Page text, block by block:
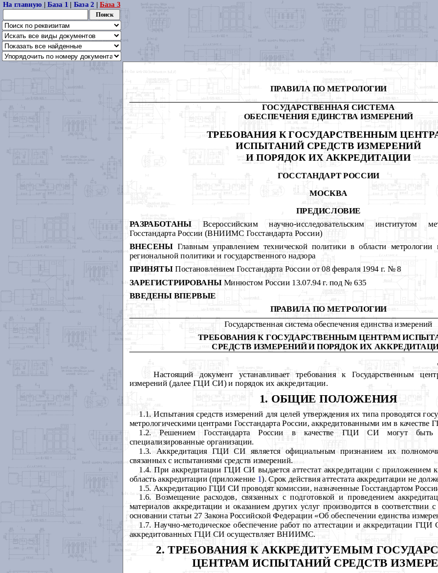
На главную |База 1 | База 2 |База 3
ПРАВИЛА ПО МЕТРОЛОГИИ
ГОСУДАРСТВЕННАЯ СИСТЕМА
ОБЕСПЕЧЕНИЯ ЕДИНСТВА ИЗМЕРЕНИЙ
ТРЕБОВАНИЯ К ГОСУДАРСТВЕННЫМ
ИСПЫТАНИЙ СРЕДСТВ ИЗМЕРЕНИЙ
И ПОРЯДОК ИХ АККРЕДИТАЦИИ
ГОССТАНДАРТ РОССИИ
МОСКВА
ПРЕДИСЛОВИЕ
РАЗРАБОТАНЫВсероссийским научно-исследовательским институтом
Госстандарта России (ВНИИМС Госстандарта России)
ВНЕСЕНЫГлавным управлением технической политики в области
региональной политики и государственного надзора
ПРИНЯТЫ Постановлением ГосстандартаРоссииот 08 февраля 1994 г. № 8
ЗАРЕГИСТРИРОВАНЫ Минюстом России 13.07.94 г. под № 635
ВВЕДЕНЫ ВПЕРВЫЕ
ПРАВИЛА ПО МЕТРОЛОГИИ
Государственная система обеспечения единства измерений
ТРЕБОВАНИЯ К ГОСУДАРСТВЕННЫМЦЕНТРАМ
СРЕДСТВ ИЗМЕРЕНИЙ И ПОРЯДОК ИХ
Настоящий документ устанавливает требования к Государственным
измерений (далее ГЦИ СИ) и порядок их аккредитации.
1. ОБЩИЕ ПОЛОЖЕНИЯ
1.1. Испытания средств измерений для целей утверждения их типа проводятся
метрологическими центрами Госстандарта России, аккредитованными им в
1.2. Решением Госстандарта России в качестве ГЦИ СИ могут быть
специализированные организации.
1.3. Аккредитация ГЦИ СИ является официальным признанием их
связанных с испытаниями средств измерений.
1.4. При аккредитации ГЦИ СИ выдается аттестат аккредитации с приложением
область аккредитации (приложение 1). Срок действия аттестата аккредитации не
1.5. Аккредитацию ГЦИ СИ проводят комиссии, назначенные Госстандартом
1.6. Возмещение расходов, связанных с подготовкой и проведением
материалов аккредитации и оказанием других услуг производится в соответствии
основании статьи 27 Закона Российской Федерации «Об обеспечении единства
1.7. Научно-методическое обеспечение работ по аттестации и аккредитации
аккредитованных ГЦИ СИ осуществляет ВНИИМС.
2. ТРЕБОВАНИЯ К АККРЕДИТУЕМЫМ
ЦЕНТРАМ ИСПЫТАНИЙ СРЕДСТВ